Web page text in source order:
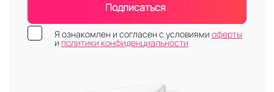
Подписаться
Я ознакомлен и согласен с условиями оферты
и политики конфиденциальности